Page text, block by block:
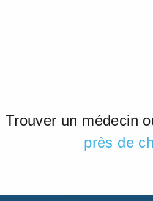
Trouver un médecin
près de